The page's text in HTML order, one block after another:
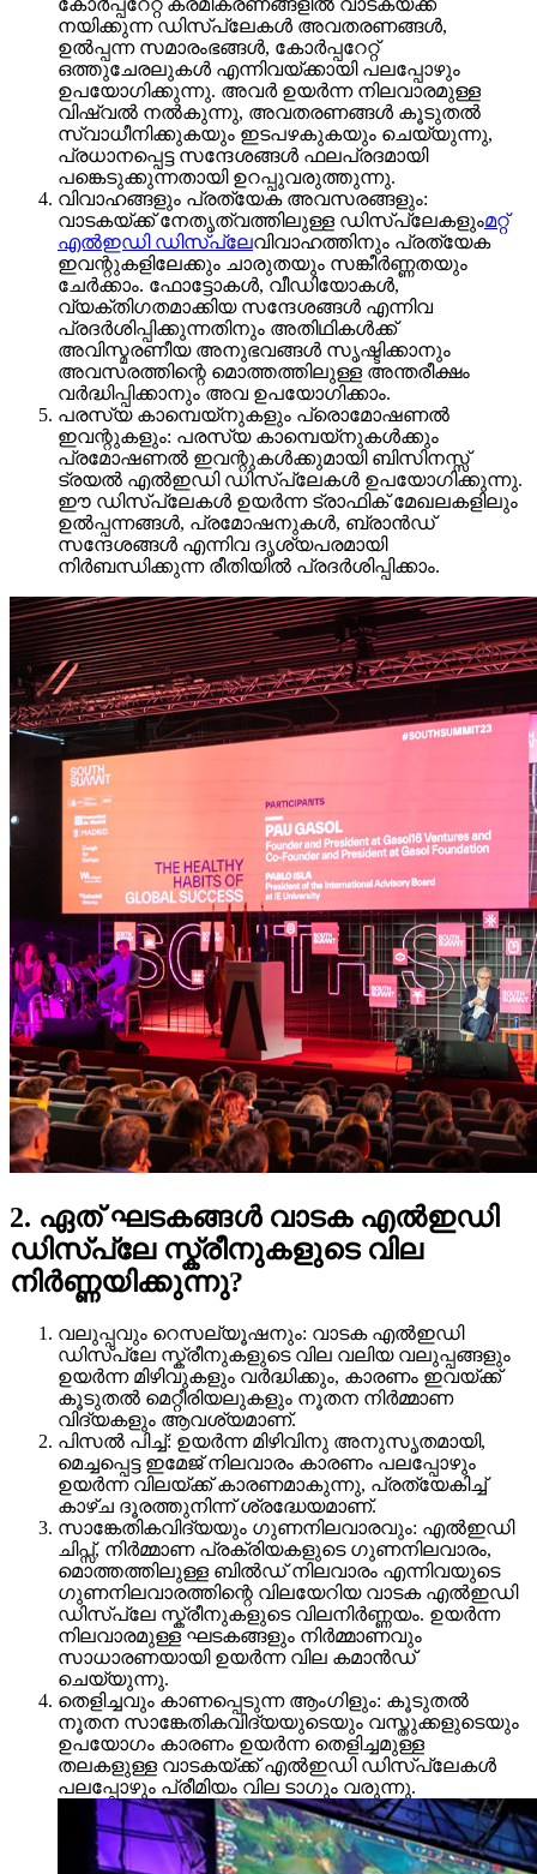
കോർപ്പറേറ്റ് ക്രമീകരണങ്ങളിൽ വാടകയ്ക്ക്
നയിക്കുന്ന ഡിസ്പ്ലേകൾ അവതരണങ്ങൾ,
ഉൽപ്പന്ന സമാരംഭങ്ങൾ, കോർപ്പറേറ്റ്
ഒത്തുചേരലുകൾ എന്നിവയ്ക്കായി പലപ്പോഴും
ഉപയോഗിക്കുന്നു. അവർ ഉയർന്ന നിലവാരമുള്ള
വിഷ്വൽ നൽകുന്നു, അവതരണങ്ങൾ കൂടുതൽ
സ്വാധീനിക്കുകയും ഇടപഴകുകയും ചെയ്യുന്നു,
പ്രധാനപ്പെട്ട സന്ദേശങ്ങൾ ഫലപ്രദമായി
പങ്കെടുക്കുന്നതായി ഉറപ്പുവരുത്തുന്നു.
വിവാഹങ്ങളും പ്രത്യേക അവസരങ്ങളും:
വാടകയ്ക്ക് നേതൃത്വത്തിലുള്ള ഡിസ്പ്ലേകളുംമറ്റ്
എൽഇഡി ഡിസ്പ്ലേവിവാഹത്തിനും പ്രത്യേക
ഇവന്റുകളിലേക്കും ചാരുതയും സങ്കീർണ്ണതയും
ചേർക്കാം. ഫോട്ടോകൾ, വീഡിയോകൾ,
വ്യക്തിഗതമാക്കിയ സന്ദേശങ്ങൾ എന്നിവ
പ്രദർശിപ്പിക്കുന്നതിനും അതിഥികൾക്ക്
അവിസ്മരണീയ അനുഭവങ്ങൾ സൃഷ്ടിക്കാനും
അവസരത്തിന്റെ മൊത്തത്തിലുള്ള അന്തരീക്ഷം
വർദ്ധിപ്പിക്കാനും അവ ഉപയോഗിക്കാം.
പരസ്യ കാമ്പെയ്നുകളും പ്രൊമോഷണൽ
ഇവന്റുകളും: പരസ്യ കാമ്പെയ്നുകൾക്കും
പ്രമോഷണൽ ഇവന്റുകൾക്കുമായി ബിസിനസ്സ്
ട്രയൽ എൽഇഡി ഡിസ്പ്ലേകൾ ഉപയോഗിക്കുന്നു.
ഈ ഡിസ്പ്ലേകൾ ഉയർന്ന ട്രാഫിക് മേഖലകളിലും
ഉൽപ്പന്നങ്ങൾ, പ്രമോഷനുകൾ, ബ്രാൻഡ്
സന്ദേശങ്ങൾ എന്നിവ ദൃശ്യപരമായി
നിർബന്ധിക്കുന്ന രീതിയിൽ പ്രദർശിപ്പിക്കാം.
2. ഏത് ഘടകങ്ങൾ വാടക എൽഇഡി
ഡിസ്പ്ലേ സ്ക്രീനുകളുടെ വില
നിർണ്ണയിക്കുന്നു?
വലുപ്പവും റെസല്യൂഷനും: വാടക എൽഇഡി
ഡിസ്പ്ലേ സ്ക്രീനുകളുടെ വില വലിയ വലുപ്പങ്ങളും
ഉയർന്ന മിഴിവുകളും വർദ്ധിക്കും, കാരണം ഇവയ്ക്ക്
കൂടുതൽ മെറ്റീരിയലുകളും നൂതന നിർമ്മാണ
വിദ്യകളും ആവശ്യമാണ്.
പിസൽ പിച്ച്: ഉയർന്ന മിഴിവിനു അനുസൃതമായി,
മെച്ചപ്പെട്ട ഇമേജ് നിലവാരം കാരണം പലപ്പോഴും
ഉയർന്ന വിലയ്ക്ക് കാരണമാകുന്നു, പ്രത്യേകിച്ച്
കാഴ്ച ദൂരത്തുനിന്ന് ശ്രദ്ധേയമാണ്.
സാങ്കേതികവിദ്യയും ഗുണനിലവാരവും: എൽഇഡി
ചിപ്സ്, നിർമ്മാണ പ്രക്രിയകളുടെ ഗുണനിലവാരം,
മൊത്തത്തിലുള്ള ബിൽഡ് നിലവാരം എന്നിവയുടെ
ഗുണനിലവാരത്തിന്റെ വിലയേറിയ വാടക എൽഇഡി
ഡിസ്പ്ലേ സ്ക്രീനുകളുടെ വിലനിർണ്ണയം. ഉയർന്ന
നിലവാരമുള്ള ഘടകങ്ങളും നിർമ്മാണവും
സാധാരണയായി ഉയർന്ന വില കമാൻഡ്
ചെയ്യുന്നു.
തെളിച്ചവും കാണപ്പെടുന്ന ആംഗിളും: കൂടുതൽ
നൂതന സാങ്കേതികവിദ്യയുടെയും വസ്തുക്കളുടെയും
ഉപയോഗം കാരണം ഉയർന്ന തെളിച്ചമുള്ള
തലകളുള്ള വാടകയ്ക്ക് എൽഇഡി ഡിസ്പ്ലേകൾ
പലപ്പോഴും പ്രീമിയം വില ടാഗും വരുന്നു.